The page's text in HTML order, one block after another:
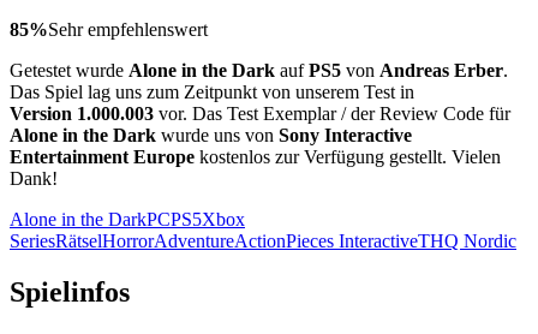
85%Sehr empfehlenswert
Getestet wurde Alone in the Dark aufPS5 von Andreas Erber.
Das Spiel lag uns zum Zeitpunkt von unserem Test in
Version 1.000.003 vor. Das Test Exemplar / der Review Code für
Alone in the Dark wurde uns von Sony Interactive
Entertainment Europe kostenlos zur Verfügung gestellt. Vielen
Dank!
Alone in the DarkPCPS5Xbox
SeriesRätselHorrorAdventureActionPieces InteractiveTHQ Nordic
Spielinfos